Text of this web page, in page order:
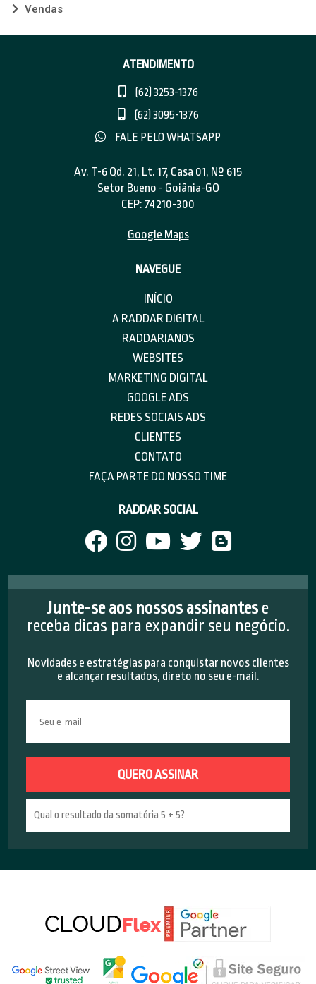
Vendas
ATENDIMENTO
(62) 3253-1376
(62) 3095-1376
FALE PELO WHATSAPP
Av. T-6 Qd. 21, Lt. 17, Casa 01, Nº 615
Setor Bueno - Goiânia-GO
CEP: 74210-300
Google Maps
NAVEGUE
INÍCIO
A RADDAR DIGITAL
RADDARIANOS
WEBSITES
MARKETING DIGITAL
GOOGLE ADS
REDES SOCIAIS ADS
CLIENTES
CONTATO
FAÇA PARTE DO NOSSO TIME
RADDAR SOCIAL
Junte-se aos nossos assinantes e
receba dicas para expandir seu negócio.
Novidades e estratégias para conquistar novos clientes
e alcançar resultados, direto no seu e-mail.